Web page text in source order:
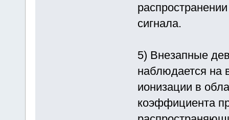
сигнала.
5) Внезапные
наблюдается на
ионизации в
коэффициента